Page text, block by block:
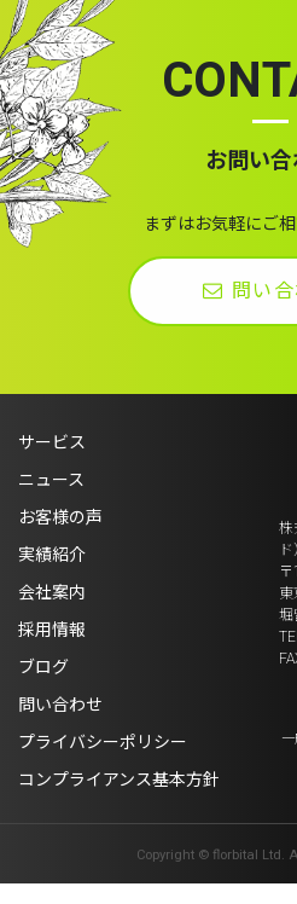
お問い
まずはお気軽にご相
問い
サービス
ニュース
お客様の声
実績紹介
会社案内
採用情報
ブログ
問い合わせ
プライバシーポリシー
コンプライアンス基本方針
株
ド）
堀
Copyright © florbital Ltd.